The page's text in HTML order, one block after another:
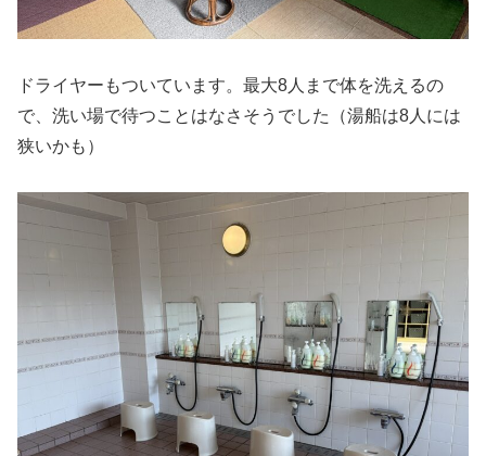
ドライヤーもついています。最大8人まで体を洗えるの
で、洗い場で待つことはなさそうでした（湯船は8人には
狭いかも）